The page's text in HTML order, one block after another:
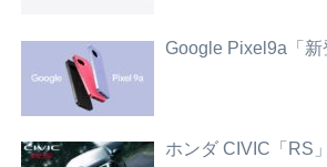
Google Pixel9a「新
ホンダ CIVIC「RS